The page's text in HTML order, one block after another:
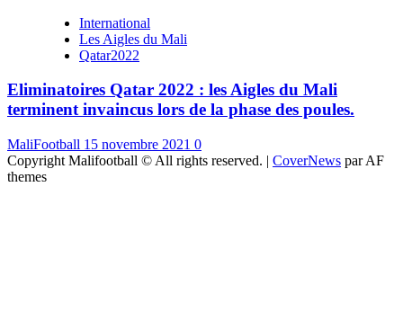
International
Les Aigles du Mali
Qatar2022
Eliminatoires Qatar 2022 : les Aigles du Mali
terminent invaincus lors de la phase des poules.
MaliFootball 15 novembre 2021 0
Copyright Malifootball © All rights reserved. | CoverNews par AF
themes